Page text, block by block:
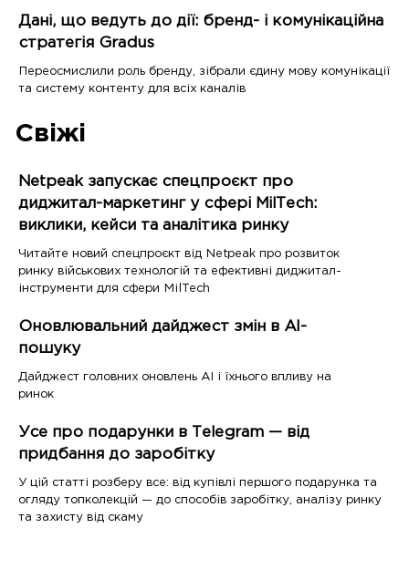
Дані, що ведуть до дії: бренд- і комунікаційна
стратегія Gradus
Переосмислили роль бренду, зібрали єдину мову комунікації
та систему контенту для всіх каналів
Свіжі
Netpeak запускає спецпроєкт про
диджитал-маркетинг у сфері MilTech:
виклики, кейси та аналітика ринку
Читайте новий спецпроєкт від Netpeak про розвиток
ринку військових технологій та ефективні диджитал-
інструменти для сфери MilTech
Оновлювальний дайджест змін в AI-
пошуку
Дайджест головних оновлень AI і їхнього впливу на
ринок
Усе про подарунки в Telegram — від
придбання до заробітку
У цій статті розберу все: від купівлі першого подарунка та
огляду топколекцій — до способів заробітку, аналізу ринку
та захисту від скаму